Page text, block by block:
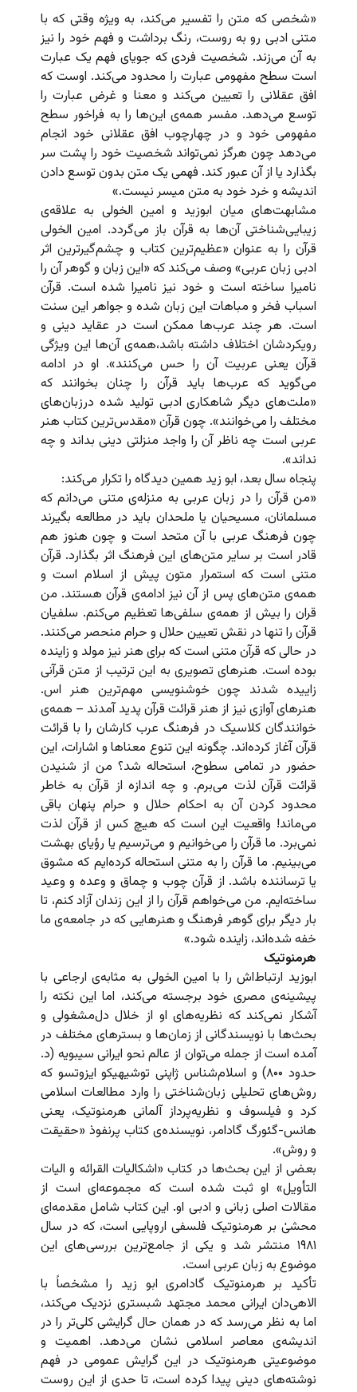
«شخصی که متن را تفسیر می‌کند، به ویژه وقتی که با
متنی ادبی رو به روست، رنگ برداشت و فهم خود را نیز
به آن می‌زند. شخصیت فردی که جویای فهم یک عبارت
است سطح مفهومی عبارت را محدود می‌کند. اوست که
افق عقلانی را تعیین می‌کند و معنا و غرض عبارت را
توسع می‌دهد. مفسر همه‌ی این‌ها را به فراخور سطح
مفهومی خود و در چهارچوب افق عقلانی خود انجام
می‌دهد چون هرگز نمی‌تواند شخصیت خود را پشت سر
بگذارد یا از آن عبور کند. فهمی یک متن بدون توسع دادن
اندیشه و خرد خود به متن میسر نیست.»
مشابهت‌های میان ابوزید و امین الخولی به علاقه‌ی
زیبایی‌شناختی آن‌ها به قرآن باز می‌گردد. امین‌ الخولی
قرآن را به عنوان «عظیم‌ترین کتاب و چشم‌گیرترین اثر
ادبی زبان عربی» وصف می‌کند که «این زبان و گوهر آن را
نامیرا ساخته است و خود نیز نامیرا شده است. قرآن
اسباب فخر و مباهات این زبان شده و جواهر این سنت
است. هر چند عرب‌‌‌ها ممکن است در عقاید دینی و
رویکردشان اختلاف داشته باشد،‌همه‌ی آن‌ها این ویژگی
قرآن یعنی عربیت آن را حس می‌کنند». او در ادامه
می‌گوید که عرب‌ها باید قرآن را چنان بخوانند که
«ملت‌های دیگر شاهکاری ادبی تولید شده درزبان‌های
مختلف را می‌خوانند». چون قرآن «مقدس‌ترین کتاب هنر
عربی است چه ناظر آن را واجد منزلتی دینی بداند و چه
نداند».
پنجاه سال بعد، ابو زید همین دیدگاه را تکرار می‌کند:
«من قرآن را در زبان عربی به منزله‌ی متنی می‌دانم که
مسلمانان، مسیحیان یا ملحدان باید در مطالعه بگیرند
چون فرهنگ عربی با آن متحد است و چون هنوز هم
قادر است بر سایر متن‌های این فرهنگ اثر بگذارد. قرآن
متنی است که استمرار متون پیش از اسلام است و
همه‌ی متن‌های پس از آن نیز ادامه‌ی قرآن هستند. من
قران را بیش از همه‌ی سلفی‌ها تعظیم می‌کنم. سلفیان
قرآن را تنها در نقش تعیین حلال و حرام منحصر می‌کنند.
در حالی که قرآن متنی است که برای هنر نیز مولد و زاینده
بوده است. هنرهای تصویری به این ترتیب از متن قرآنی
زاییده شدند چون خوشنویسی مهم‌ترین هنر اس.
هنرهای آوازی نیز از هنر قرائت قرآن پدید آمدند – همه‌ی
خوانندگان کلاسیک در فرهنگ عرب کارشان را با قرائت
قرآن آغاز کرده‌اند. چگونه این تنوع معناها و اشارات، این
حضور در تمامی سطوح، استحاله شد؟ من از شنیدن
قرائت قرآن لذت می‌برم. و چه اندازه از قرآن به خاطر
محدود کردن آن به احکام حلال و حرام پنهان باقی
می‌ماند! واقعیت این است که هیچ کس از قرآن لذت
نمی‌برد. ما قرآن را می‌خوانیم و می‌ترسیم یا رؤیای بهشت
می‌بینیم. ما قرآن را به متنی استحاله کرده‌ایم که مشوق
یا ترساننده باشد. از قرآن چوب و چماق و وعده و وعید
ساخته‌ایم. من می‌‌خواهم قرآن را از این زندان آزاد کنم، تا
بار دیگر برای گوهر فرهنگ و هنرهایی که در جامعه‌ی ما
خفه شده‌اند، زاینده شود.»
هرمنوتیک
ابوزید ارتباط‌اش را با امین الخولی به مثابه‌ی ارجاعی با
پیشینه‌ی مصری خود برجسته می‌کند، اما این نکته را
آشکار نمی‌کند که نظریه‌های او از خلال دل‌مشغولی و
بحث‌ها با نویسندگانی از زمان‌ها و بسترهای مختلف در
آمده است از جمله می‌توان از عالم نحو ایرانی سیبویه (د.
حدود ۸۰۰) و اسلام‌شناس ژاپنی توشیهیکو ایزوتسو که
روش‌های تحلیلی زبان‌شناختی را وارد مطالعات اسلامی
کرد و فیلسوف و نظریه‌پرداز آلمانی هرمنوتیک، یعنی
هانس-گئورگ گادامر، نویسنده‌ی کتاب پرنفوذ «حقیقت
و روش».
بعضی از این بحث‌ها در کتاب «اشکالیات القرائه و الیات
التأویل» او ثبت شده است که مجموعه‌ای است از
مقالات اصلی زبانی و ادبی او. این کتاب شامل مقدمه‌ای
محشیٰ بر هرمنوتیک فلسفی اروپایی است، که در سال
۱۹۸۱ منتشر شد و یکی از جامع‌ترین بررسی‌های این
موضوع به زبان عربی است.
تأکید بر هرمنوتیک گادامری ابو زید را مشخصاً با
الاهی‌دان ایرانی محمد مجتهد شبستری نزدیک می‌کند،
اما به نظر می‌رسد که در همان حال گرایشی کلی‌تر را در
اندیشه‌ی معاصر اسلامی نشان می‌دهد. اهمیت و
موضوعیتی هرمنوتیک در این گرایش عمومی در فهم
نوشته‌های دینی پیدا کرده است، تا حدی از این روست